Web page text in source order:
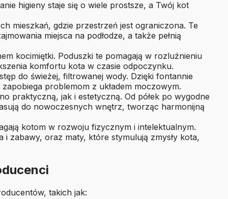
higieny staje się o wiele prostsze, a Twój kot
mieszkań, gdzie przestrzeń jest ograniczona. Te
miejsca na podłodze, a także pełnią
kocimiętki. Poduszki te pomagają w rozluźnieniu
komfortu kota w czasie odpoczynku.
do świeżej, filtrowanej wody. Dzięki fontannie
problemom z układem moczowym.
praktyczną, jak i estetyczną. Od półek po wygodne
do nowoczesnych wnętrz, tworząc harmonijną
kotom w rozwoju fizycznym i intelektualnym.
zabawy, oraz maty, które stymulują zmysły kota,
takich jak: